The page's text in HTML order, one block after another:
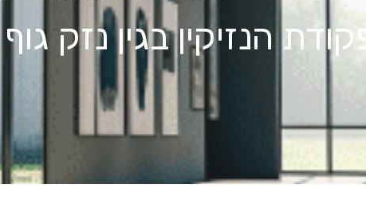
הנזיקין בגין נזק